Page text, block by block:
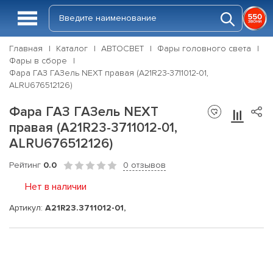
Главная Каталог АВТОСВЕТ
Фары головного света
Фары в сборе
Фара ГАЗ ГАЗель NEXT правая (А21R23-3711012-01,
ALRU676512126)
Фара ГАЗ ГАЗель NEXT
правая (А21R23-3711012-01,
ALRU676512126)
Рейтинг 0.0 0 отзывов
Нет в наличии
Артикул: А21R23.3711012-01,